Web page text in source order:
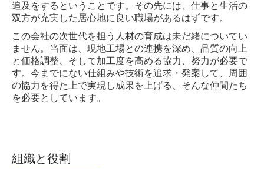
追及をするということです。その先には、仕事と生活の
双方が充実した居心地に良い職場があるはずです。
この会社の次世代を担う人材の育成は未だ緒についてい
ません。当面は、現地工場との連携を深め、品質の向上
と価格調整、そして加工度を高める協力、努力が必要で
す。今までにない仕組みや技術を追求・発案して、周囲
の協力を得た上で実現し成果を上げる、そんな仲間たち
を必要としています。
組織と役割